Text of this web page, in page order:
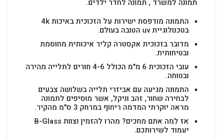
תמונה למשרד , תמונה לחדר ילדים.
התמונה מודפסת ישירות על הזכוכית באיכות 4k
בטכנולוגיית uv הטובה בעולם.
מדובר בזכוכית אקסטרה קליר איכותית מחוסמת
ובטיחותית.
עובי הזכוכית 6 מ"מ הכולל 4-6 חורים לתלייה מהירה
ובטוחה.
התמונה מגיעה עם אביזרי תלייה בשלושה צבעים
לבחירה שחור, זהב וניקל, אשר מוסיפים לתמונה
מראה יוקרתי המדמה ריחוף במרחק 3 ס"מ מהקיר.
אז למה אתם מחכים? מהרו להזמין וצוות B-Glass
יעמוד לשירותכם.